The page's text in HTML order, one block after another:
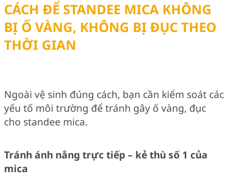
CÁCH ĐỂ STANDEE MICA KHÔNG
BỊ Ố VÀNG, KHÔNG BỊ ĐỤC THEO
THỜI GIAN
Ngoài vệ sinh đúng cách, bạn cần kiểm soát các
yếu tố môi trường để tránh gây ố vàng, đục
cho standee mica.
Tránh ánh nắng trực tiếp – kẻ thù số 1 của
mica